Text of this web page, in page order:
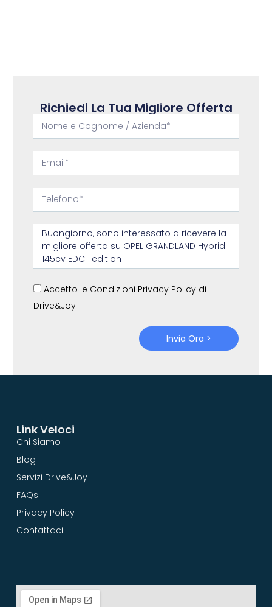
Richiedi La Tua Migliore Offerta
Accetto le Condizioni Privacy Policy di
Drive&Joy
Invia Ora >
Link Veloci
Chi Siamo
Blog
Servizi Drive&Joy
FAQs
Privacy Policy
Contattaci